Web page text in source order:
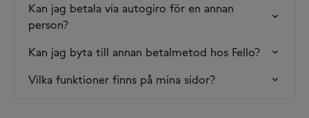
Kan jag betala via autogiro för en annan
person?
Kan jag byta till annan betalmetod hos Fello?
Vilka funktioner finns på mina sidor?